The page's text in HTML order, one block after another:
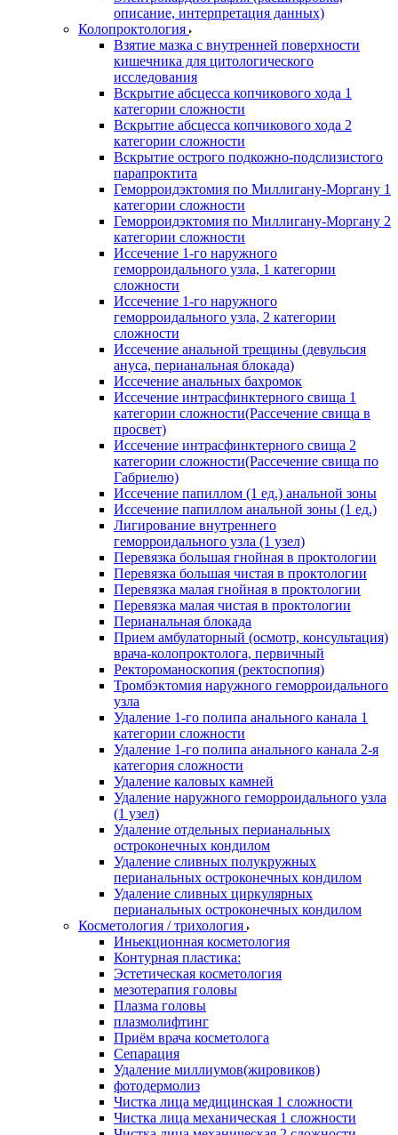
описание, интерпретация данных)
Колопроктология
Взятие мазка с внутренней поверхности
кишечника для цитологического
исследования
Вскрытие абсцесса копчикового хода 1
категории сложности
Вскрытие абсцесса копчикового хода 2
категории сложности
Вскрытие острого подкожно-подслизистого
парапроктита
Геморроидэктомия по Миллигану-Моргану 1
категории сложности
Геморроидэктомия по Миллигану-Моргану 2
категории сложности
Иссечение 1-го наружного
геморроидального узла, 1 категории
сложности
Иссечение 1-го наружного
геморроидального узла, 2 категории
сложности
Иссечение анальной трещины (девульсия
ануса, перианальная блокада)
Иссечение анальных бахромок
Иссечение интрасфинктерного свища 1
категории сложности(Рассечение свища в
просвет)
Иссечение интрасфинктерного свища 2
категории сложности(Рассечение свища по
Габриелю)
Иссечение папиллом (1 ед.) анальной зоны
Иссечение папиллом анальной зоны (1 ед.)
Лигирование внутреннего
геморроидального узла (1 узел)
Перевязка большая гнойная в проктологии
Перевязка большая чистая в проктологии
Перевязка малая гнойная в проктологии
Перевязка малая чистая в проктологии
Перианальная блокада
Прием амбулаторный (осмотр, консультация)
врача-колопроктолога, первичный
Ректороманоскопия (ректоспопия)
Тромбэктомия наружного геморроидального
узла
Удаление 1-го полипа анального канала 1
категории сложности
Удаление 1-го полипа анального канала 2-я
категория сложности
Удаление каловых камней
Удаление наружного геморроидального узла
(1 узел)
Удаление отдельных перианальных
остроконечных кондилом
Удаление сливных полукружных
перианальных остроконечных кондилом
Удаление сливных циркулярных
перианальных остроконечных кондилом
Косметология / трихология
Иньекционная косметология
Контурная пластика:
Эстетическая косметология
мезотерапия головы
Плазма головы
плазмолифтинг
Приём врача косметолога
Сепарация
Удаление миллиумов(жировиков)
фотодермолиз
Чистка лица медицинская 1 сложности
Чистка лица механическая 1 сложности